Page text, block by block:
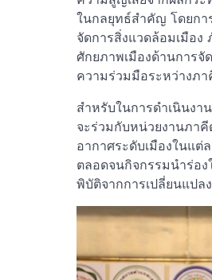
ในกลยุทธ์สำคัญ โดยกา
จัดการสิ่งแวดล้อมเมือ
ศักยภาพเมืองด้านการ
ความร่วมมือระหว่างภ
สำหรับในการดำเนินง
จะร่วมกับหน่วยงานภา
อากาศระดับเมืองในแ
ตลอดจนกิจกรรมนำร่อ
พิบัติจากการเปลี่ยนแป